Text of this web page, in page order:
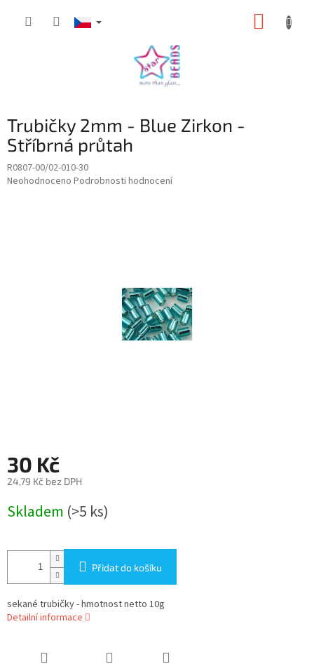
Trubičky 2mm - Blue Zirkon -
Stříbrná průtah
R0807-00/02-010-30
Průměrné
Neohodnoceno Podrobnosti hodnocení
30 Kč
24,79 Kč bez DPH
cena:
Skladem (>5 ks)
Přidat do košíku
sekané trubičky - hmotnost netto 10g
Detailní informace